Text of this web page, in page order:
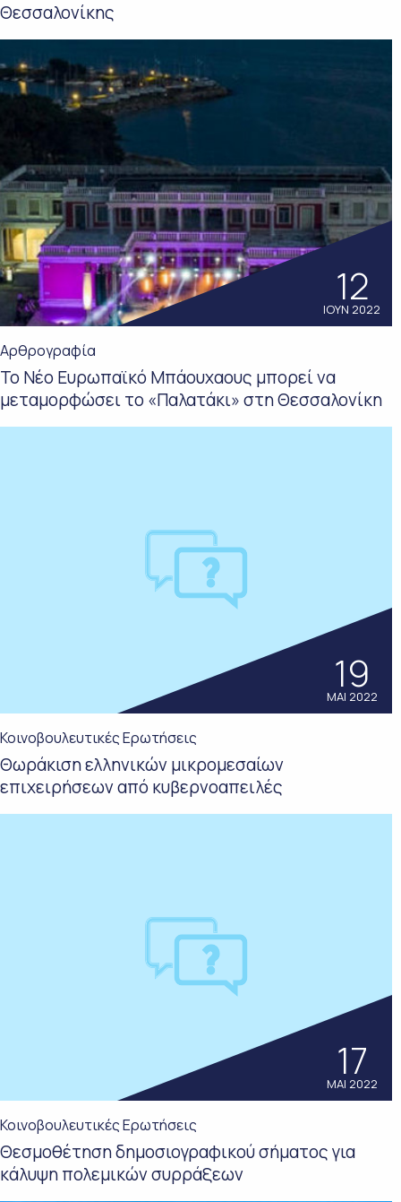
Θεσσαλονίκης
12
ΙΟΥΝ 2022
Αρθρογραφία
Το Νέο Ευρωπαϊκό Μπάουχαους μπορεί να
μεταμορφώσει το «Παλατάκι» στη Θεσσαλονίκη
19
ΜΑΙ 2022
Κοινοβουλευτικές Ερωτήσεις
Θωράκιση ελληνικών μικρομεσαίων
επιχειρήσεων από κυβερνοαπειλές
17
ΜΑΙ 2022
Κοινοβουλευτικές Ερωτήσεις
Θεσμοθέτηση δημοσιογραφικού σήματος για
κάλυψη πολεμικών συρράξεων